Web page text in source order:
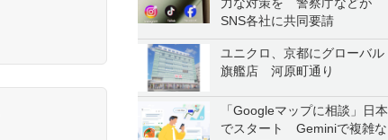
SNS各社に共同要請
ユニクロ、京都にグローバル
旗艦店 河原町通り
「Googleマップに相談」日本
でスタート Geminiで複雑な